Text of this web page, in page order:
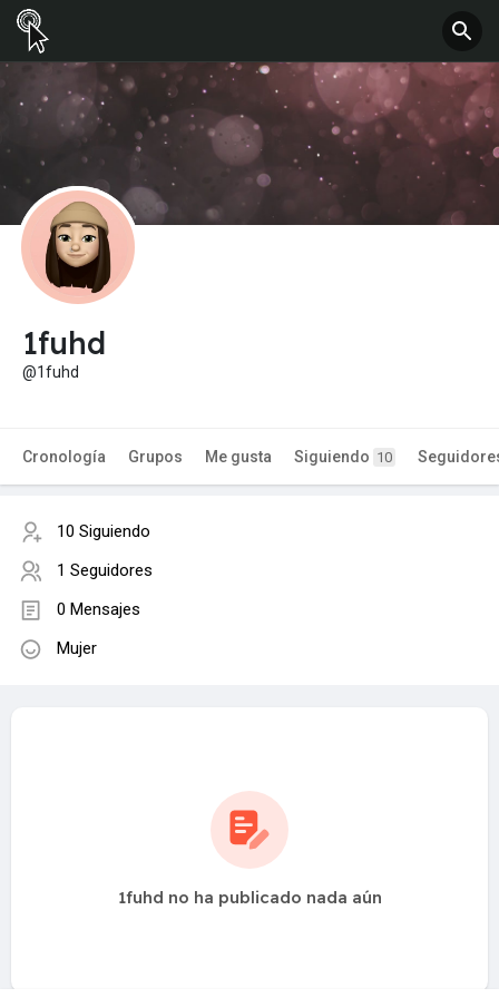
1fuhd
@1fuhd
Cronología Grupos Me gusta Siguiendo 10
10 Siguiendo
1 Seguidores
0 Mensajes
Mujer
1fuhd no ha publicado nada aún